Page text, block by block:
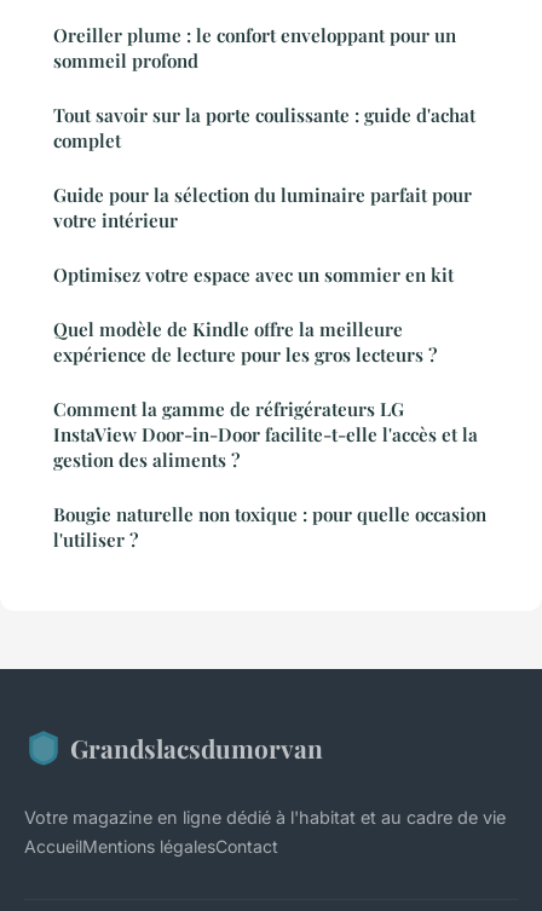
Oreiller plume : le confort enveloppant pour un
sommeil profond
Tout savoir sur la porte coulissante : guide d'achat
complet
Guide pour la sélection du luminaire parfait pour
votre intérieur
Optimisez votre espace avec un sommier en kit
Quel modèle de Kindle offre la meilleure
expérience de lecture pour les gros lecteurs ?
Comment la gamme de réfrigérateurs LG
InstaView Door-in-Door facilite-t-elle l'accès et la
gestion des aliments ?
Bougie naturelle non toxique : pour quelle occasion
l'utiliser ?
Grandslacsdumorvan
Votre magazine en ligne dédié à l'habitat et au cadre de vie
AccueilMentions légalesContact